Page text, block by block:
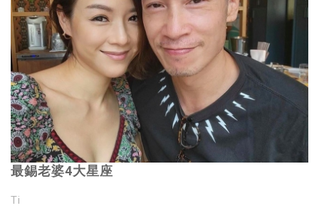
最錫老婆4大星座
Ti